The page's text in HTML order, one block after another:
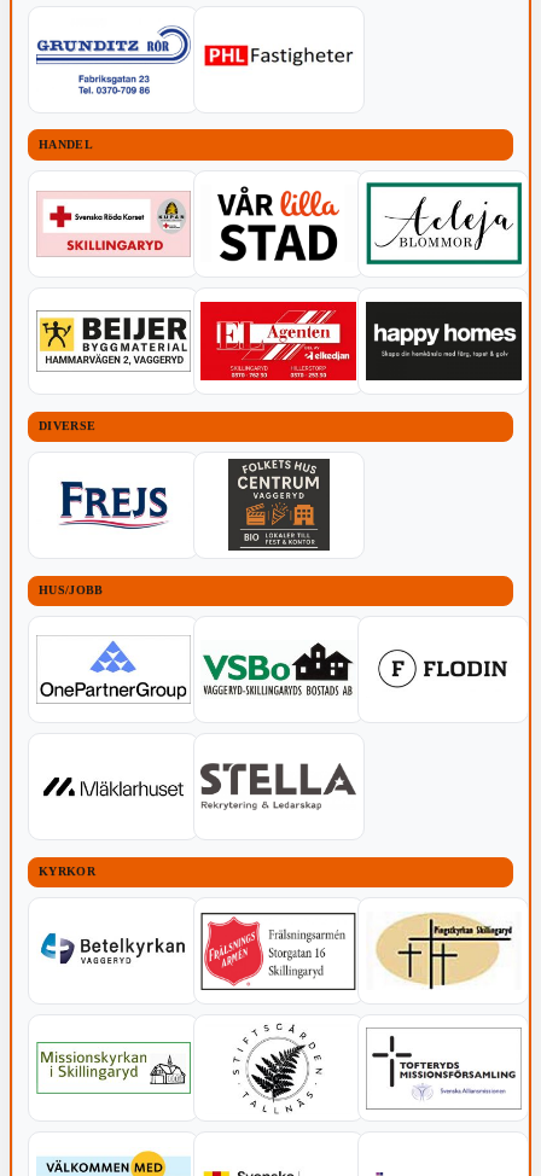
HANDEL
DIVERSE
HUS/JOBB
KYRKOR